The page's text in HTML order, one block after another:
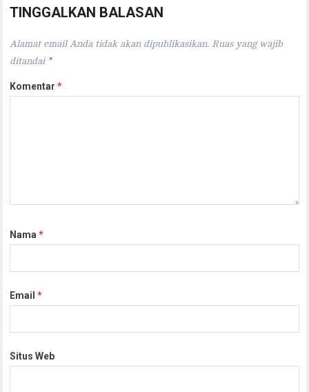
TINGGALKAN BALASAN
Alamat email Anda tidak akan dipublikasikan. Ruas yang wajib
ditandai *
Komentar*
Nama*
Email*
Situs Web